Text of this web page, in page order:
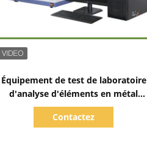
Équipement de test de laboratoire
d'analyse d'éléments en métal
d'analyseur d'aas
Contactez